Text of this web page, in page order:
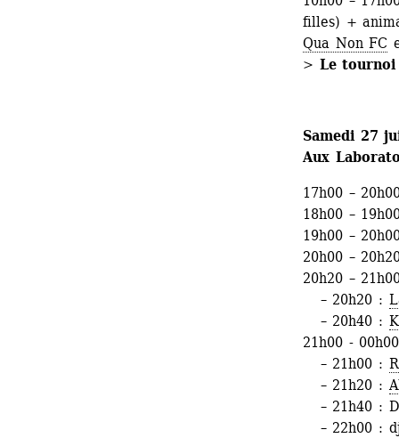
filles) +
Qua Non FC
> Le
Samedi 27
Aux
17h00 –
18h00 –
19h00 –
20h00 –
20h20 –
– 20h20 :
– 20h40 :
21h00 -
– 21h00 :
– 21h20 :
– 21h40 :
– 22h00 :